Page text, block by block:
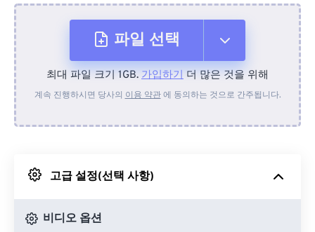
파일 선택
장치에서
Google 드라이브에서
최대 파일 크기 1GB. 가입하기 더 많은 것을 위해
계속 진행하시면 당사의 이용 약관에 동의하는 것으로 간주됩니다.
고급 설정(선택 사항)
비디오 옵션